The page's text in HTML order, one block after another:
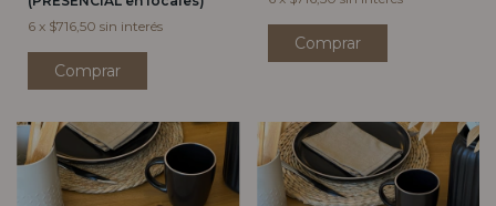
6 x $716,50 sin interés